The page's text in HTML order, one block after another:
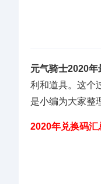
元气骑士2020年
利和道具。这个
是小编为大家整
2020年兑换码汇